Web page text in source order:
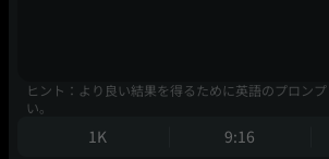
ヒント：より良い結果を得るために英語のプロン
い。
1K 9:16